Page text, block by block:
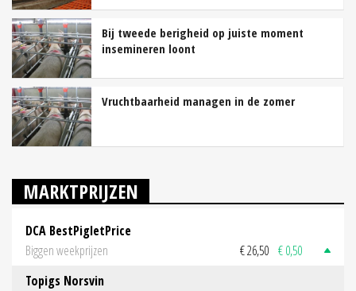
Bij tweede berigheid op juiste moment
insemineren loont
Vruchtbaarheid managen in de zomer
MARKTPRIJZEN
DCA BestPigletPrice
Biggen weekprijzen
€ 26,50 € 0,50
Topigs Norsvin